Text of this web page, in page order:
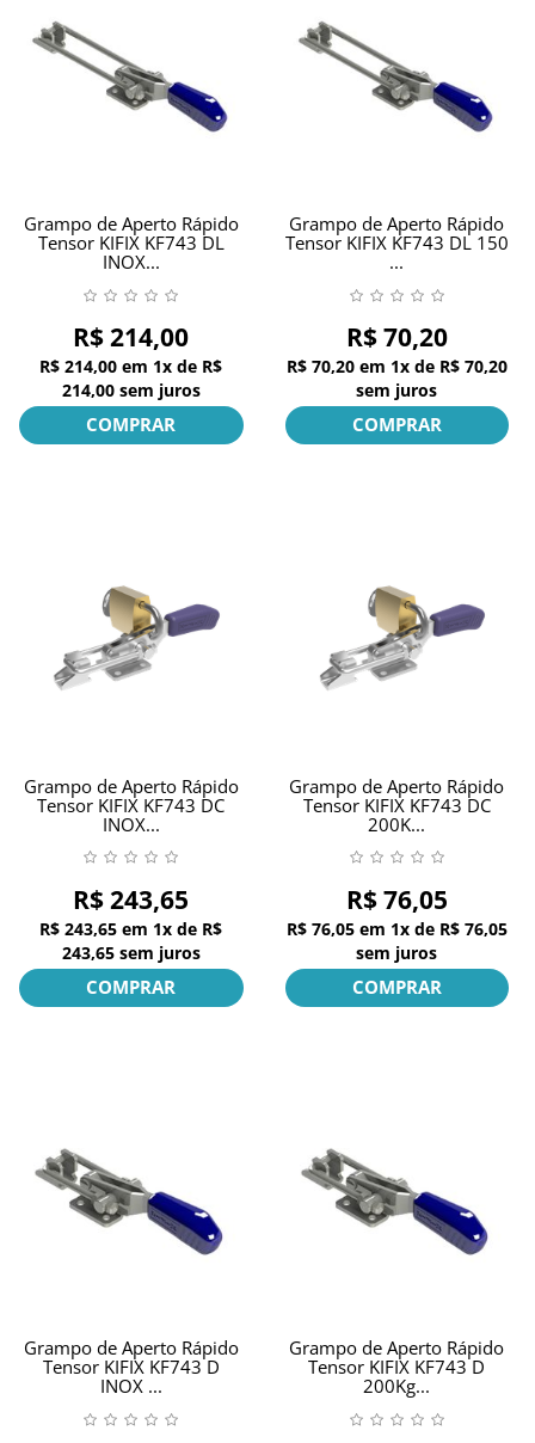
Grampo de Aperto Rápido
Tensor KIFIX KF743 DL
INOX...
R$ 214,00
R$ 214,00 em 1x de R$
214,00 sem juros
COMPRAR
Grampo de Aperto Rápido
Tensor KIFIX KF743 DL 150
...
R$ 70,20
R$ 70,20 em 1x de R$ 70,20
sem juros
COMPRAR
Grampo de Aperto Rápido
Tensor KIFIX KF743 DC
INOX...
R$ 243,65
R$ 243,65 em 1x de R$
243,65 sem juros
COMPRAR
Grampo de Aperto Rápido
Tensor KIFIX KF743 DC
200K...
R$ 76,05
R$ 76,05 em 1x de R$ 76,05
sem juros
COMPRAR
Grampo de Aperto Rápido
Tensor KIFIX KF743 D
INOX ...
Grampo de Aperto Rápido
Tensor KIFIX KF743 D
200Kg...